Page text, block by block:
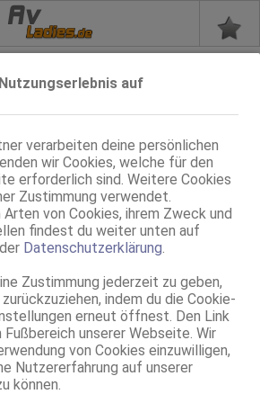
auf
verarbeiten deine persönlichen
wir Cookies, welche für den
erforderlich sind. Weitere Cookies
Zustimmung verwendet.
von Cookies, ihrem Zweck und
findest du weiter unten auf
Datenschutzerklärung
Zustimmung jederzeit zu geben,
indem du die Cookie-
erneut öffnest. Den Link
unserer Webseite. Wir
von Cookies einzuwilligen,
Nutzererfahrung auf unserer
können.
Av
merken" bei deinen favorisierten
Anzeigen.
Zurück
nach oben
PC/Tablet Version